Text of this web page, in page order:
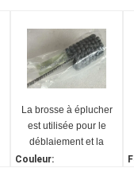
La brosse à éplucher
est utilisée pour le
déblaiement et la
finition.
Couleur: